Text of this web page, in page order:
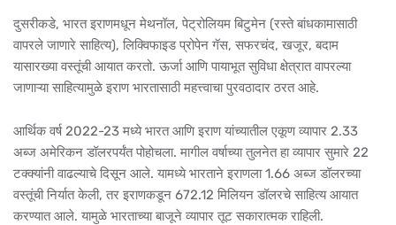
दुसरीकडे, भारत इराणमधून मेथनॉल, पेट्रोलियम बिटुमेन (रस्ते बांधकामासाठी
वापरले जाणारे साहित्य), लिक्विफाइड प्रोपेन गॅस, सफरचंद, खजूर, बदाम
यासारख्या वस्तूंची आयात करतो. ऊर्जा आणि पायाभूत सुविधा क्षेत्रात वापरल्या
जाणाऱ्या साहित्यामुळे इराण भारतासाठी महत्त्वाचा पुरवठादार ठरत आहे.
आर्थिक वर्ष 2022-23 मध्ये भारत आणि इराण यांच्यातील एकूण व्यापार 2.33
अब्ज अमेरिकन डॉलरपर्यंत पोहोचला. मागील वर्षाच्या तुलनेत हा व्यापार सुमारे 22
टक्क्यांनी वाढल्याचे दिसून आले. यामध्ये भारताने इराणला 1.66 अब्ज डॉलरच्या
वस्तूंची निर्यात केली, तर इराणकडून 672.12 मिलियन डॉलरचे साहित्य आयात
करण्यात आले. यामुळे भारताच्या बाजूने व्यापार तूट सकारात्मक राहिली.